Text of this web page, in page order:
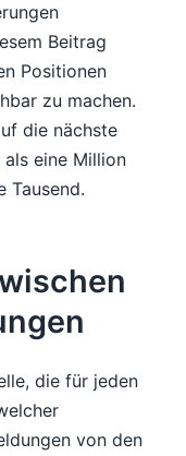
Beitrag
Positionen
zu machen.
die nächste
eine Million
Tausend.
die für jeden
von den